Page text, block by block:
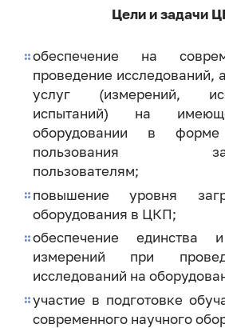
Цели и задачи
обеспечение на
проведение исследований,
услуг (измерений,
испытаний) на
оборудовании в форме
пользования
пользователям;
повышение уровня
оборудования в ЦКП;
обеспечение единства и
измерений при
исследований на
участие в подготовке
современного научного